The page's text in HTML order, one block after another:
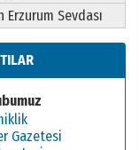
Sevdası
Gazetesi